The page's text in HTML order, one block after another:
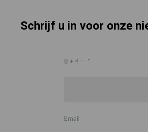
Schrijf u in voor onze
8 + 4 = *
Email